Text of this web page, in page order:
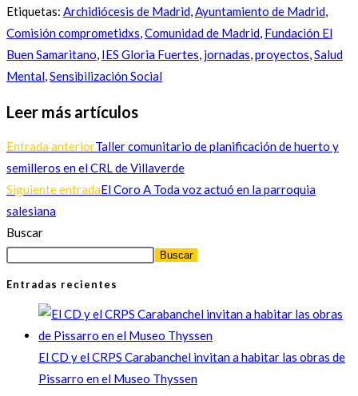
Etiquetas: Archidiócesis de Madrid,Ayuntamiento de Madrid,
Comisión comprometidxs,Comunidad de Madrid, Fundación El
Buen Samaritano, IES Gloria Fuertes, jornadas,proyectos,Salud
Mental,Sensibilización Social
Leer más artículos
Entrada anteriorTaller comunitario de planificación de huerto y
semilleros en el CRL de Villaverde
Siguiente entradaEl Coro A Toda voz actuó en la parroquia
salesiana
Buscar
Buscar
Entradas recientes
El CD y el CRPS Carabanchel invitan a habitar las obras de
Pissarro en el Museo Thyssen